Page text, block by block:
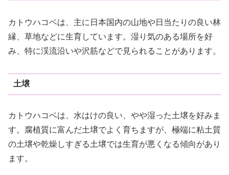
カトウハコベは、主に日本国内の山地や日当たりの良い林
縁、草地などに生育しています。湿り気のある場所を好
み、特に渓流沿いや沢筋などで見られることがあります。
土壌
カトウハコベは、水はけの良い、やや湿った土壌を好みま
す。腐植質に富んだ土壌でよく育ちますが、極端に粘土質
の土壌や乾燥しすぎる土壌では生育が悪くなる傾向があり
ます。